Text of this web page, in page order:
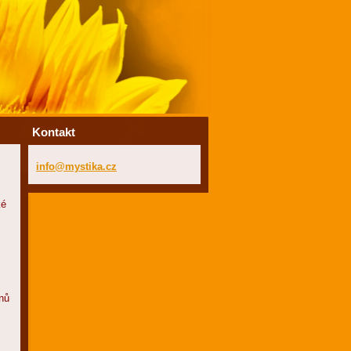
Kontakt
info@mystika.cz